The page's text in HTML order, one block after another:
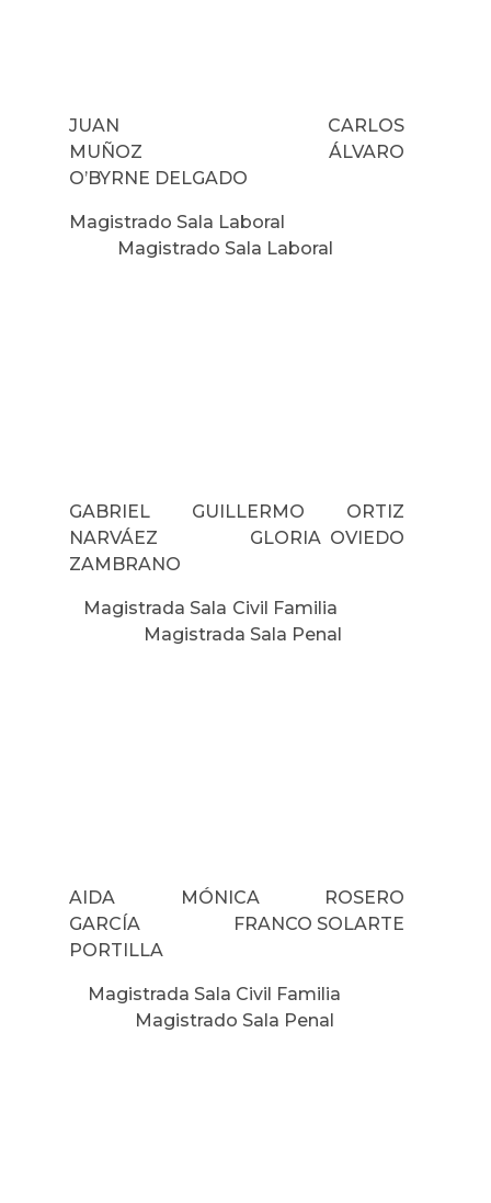
JUAN CARLOS
MUÑOZ ÁLVARO
O’BYRNE DELGADO
Magistrado Sala Laboral
Magistrado Sala Laboral
GABRIEL GUILLERMO ORTIZ
NARVÁEZ GLORIA OVIEDO
ZAMBRANO
Magistrada Sala Civil Familia
Magistrada Sala Penal
AIDA MÓNICA ROSERO
GARCÍA FRANCO SOLARTE
PORTILLA
Magistrada Sala Civil Familia
Magistrado Sala Penal